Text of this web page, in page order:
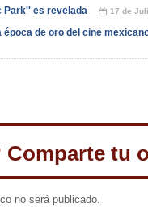
Park'' es revelada 📅 17 de
época de oro del cine
Comparte tu
no será publicado.